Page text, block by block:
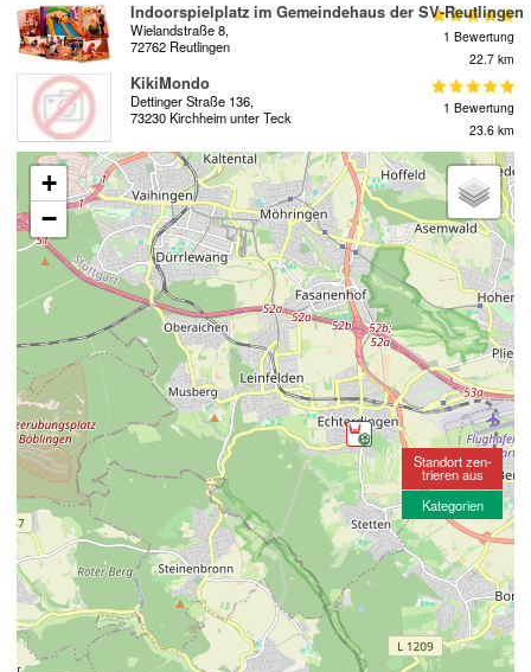
Indoorspielplatz im Gemeindehaus der SV-Reutlingen
Wielandstraße 8,
72762 Reutlingen
1 Bewertung
22.7 km
KikiMondo
Dettinger Straße 136,
73230 Kirchheim unter Teck
1 Bewertung
23.6 km
+
−
Standort zen-
trieren aus
Kategorien